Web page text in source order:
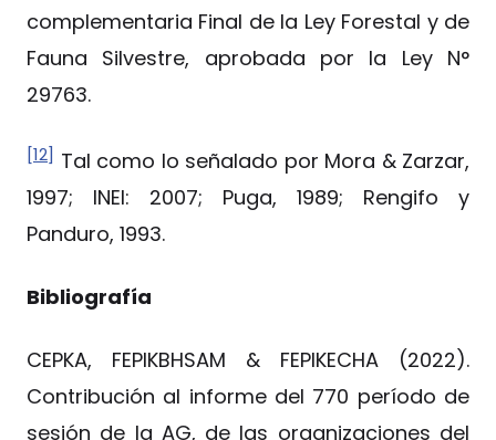
complementaria Final de la Ley Forestal y de
Fauna Silvestre, aprobada por la Ley N°
29763.
[12] Tal como lo señalado por Mora & Zarzar,
1997; INEI: 2007; Puga, 1989; Rengifo y
Panduro, 1993.
Bibliografía
CEPKA, FEPIKBHSAM & FEPIKECHA (2022).
Contribución al informe del 770 período de
sesión de la AG, de las organizaciones del